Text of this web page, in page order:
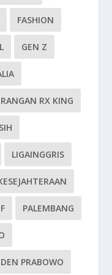
FASHION
GEN Z
RX KING
LIGAINGGRIS
PALEMBANG
PRABOWO